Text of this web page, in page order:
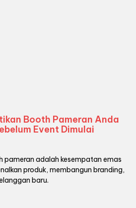
Booth Pameran Anda
Event Dimulai
pameran adalah kesempatan emas
produk, membangun branding,
baru.